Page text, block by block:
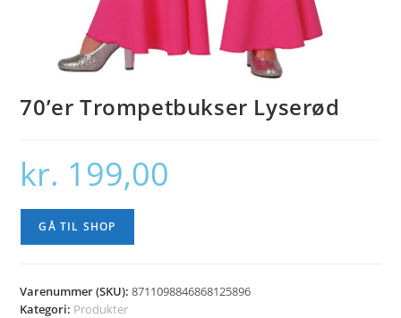
70’er Trompetbukser Lyserød
kr. 199,00
GÅ TIL SHOP
Varenummer (SKU):8711098846868125896
Kategori: Produkter